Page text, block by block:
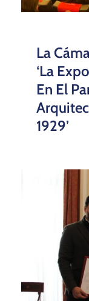
La
‘La
En El
1929’